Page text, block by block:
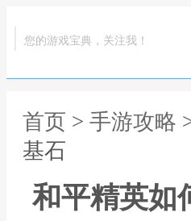
您的游戏宝典，关注我！
首页 > 手游攻略
基石
和平精英如